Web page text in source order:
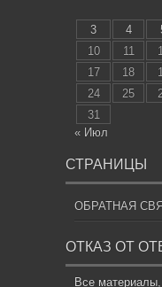
3
4
10
11
17
18
24
25
31
« Июл
СТРАНИЦЫ
ОБРАТНАЯ
ОТКАЗ ОТ
Все